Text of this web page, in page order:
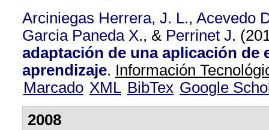
Arciniegas Herrera, J. L., Acevedo
Garcia Paneda X., & Perrinet J.
adaptación de una aplicación de
aprendizaje. Información
Marcado XML BibTex Google
2008